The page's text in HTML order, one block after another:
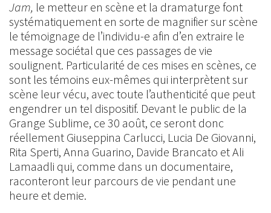
Jam, le metteur en scène et la dramaturge font
systématiquement en sorte de magnifier sur scène
le témoignage de l’individu-e afin d’en extraire le
message sociétal que ces passages de vie
soulignent. Particularité de ces mises en scènes, ce
sont les témoins eux-mêmes qui interprètent sur
scène leur vécu, avec toute l’authenticité que peut
engendrer un tel dispositif. Devant le public de la
Grange Sublime, ce 30 août, ce seront donc
réellement Giuseppina Carlucci, Lucia De Giovanni,
Rita Sperti, Anna Guarino, Davide Brancato et Ali
Lamaadli qui, comme dans un documentaire,
raconteront leur parcours de vie pendant une
heure et demie.